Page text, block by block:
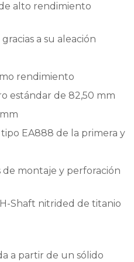
alto rendimiento
a su aleación
rendimiento
estándar de 82,50 mm
EA888 de la primera y
de montaje y perforación
Shaft nitrided de titanio
a partir de un sólido